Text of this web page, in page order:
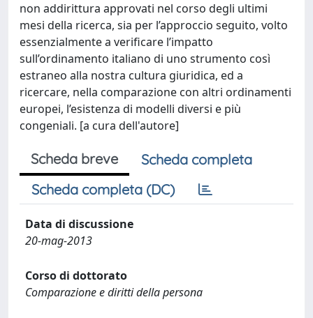
non addirittura approvati nel corso degli ultimi
mesi della ricerca, sia per l’approccio seguito, volto
essenzialmente a verificare l’impatto
sull’ordinamento italiano di uno strumento così
estraneo alla nostra cultura giuridica, ed a
ricercare, nella comparazione con altri ordinamenti
europei, l’esistenza di modelli diversi e più
congeniali. [a cura dell'autore]
Scheda breve
Scheda completa
Scheda completa (DC)
Data di discussione
20-mag-2013
Corso di dottorato
Comparazione e diritti della persona